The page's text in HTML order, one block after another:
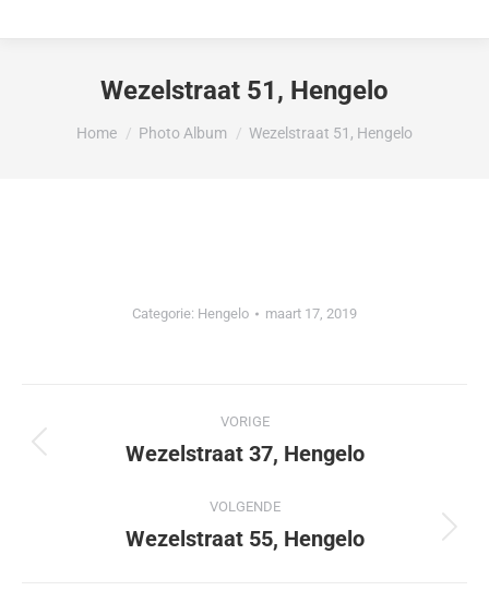
Wezelstraat 51, Hengelo
Je bent hier:
Home Photo Album Wezelstraat 51, Hengelo
Categorie: Hengelo maart 17, 2019
navigatie
VORIGE
Vorig
Wezelstraat 37, Hengelo
VOLGENDE
Volgend
Wezelstraat 55, Hengelo